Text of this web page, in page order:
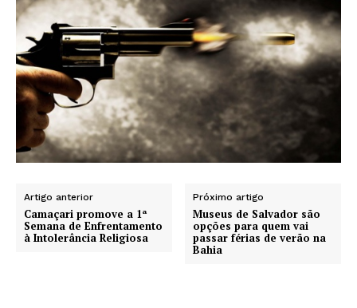
Artigo anterior
Camaçari promove a 1ª
Semana de Enfrentamento
à Intolerância Religiosa
Próximo artigo
Museus de Salvador são
opções para quem vai
passar férias de verão na
Bahia